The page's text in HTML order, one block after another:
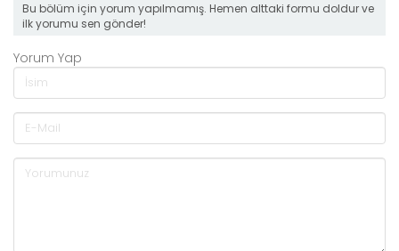
Bu bölüm için yorum yapılmamış. Hemen alttaki formu doldur ve
ilk yorumu sen gönder!
Yorum Yap